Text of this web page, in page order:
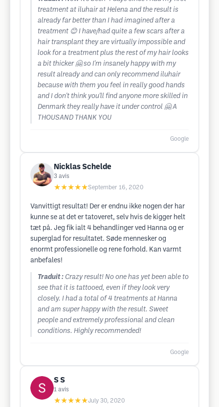
treatment at iluhair at Helena and the result is
already far better than I had imagined after a
treatment 😊 I have/had quite a few scars after a
hair transplant they are virtually impossible and
look for a treatment plus the rest of my hair looks
a bit thicker 🤗 so I'm insanely happy with my
result already and can only recommend iluhair
because with them you feel in really good hands
and I don't think you'll find anyone more skilled in
Denmark they really have it under control 🤗 A
THOUSAND THANK YOU
Google
Nicklas Schelde
3 avis
★★★★★September 16, 2020
Vanvittigt resultat! Der er endnu ikke nogen der har
kunne se at det er tatoveret, selv hvis de kigger helt
tæt på. Jeg fik ialt 4 behandlinger ved Hanna og er
superglad for resultatet. Søde mennesker og
enormt professionelle og rene forhold. Kan varmt
anbefales!
Traduit : Crazy result! No one has yet been able to
see that it is tattooed, even if they look very
closely. I had a total of 4 treatments at Hanna
and am super happy with the result. Sweet
people and extremely professional and clean
conditions. Highly recommended!
Google
S S
1 avis
★★★★★July 30, 2020